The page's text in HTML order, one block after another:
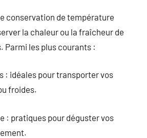
conservation de température
la chaleur ou la fraîcheur de
Parmi les plus courants :
: idéales pour transporter vos
froides.
: pratiques pour déguster vos